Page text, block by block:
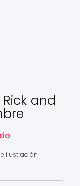
and
ilustración